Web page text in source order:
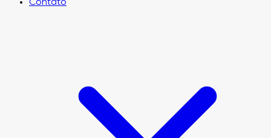
Contato